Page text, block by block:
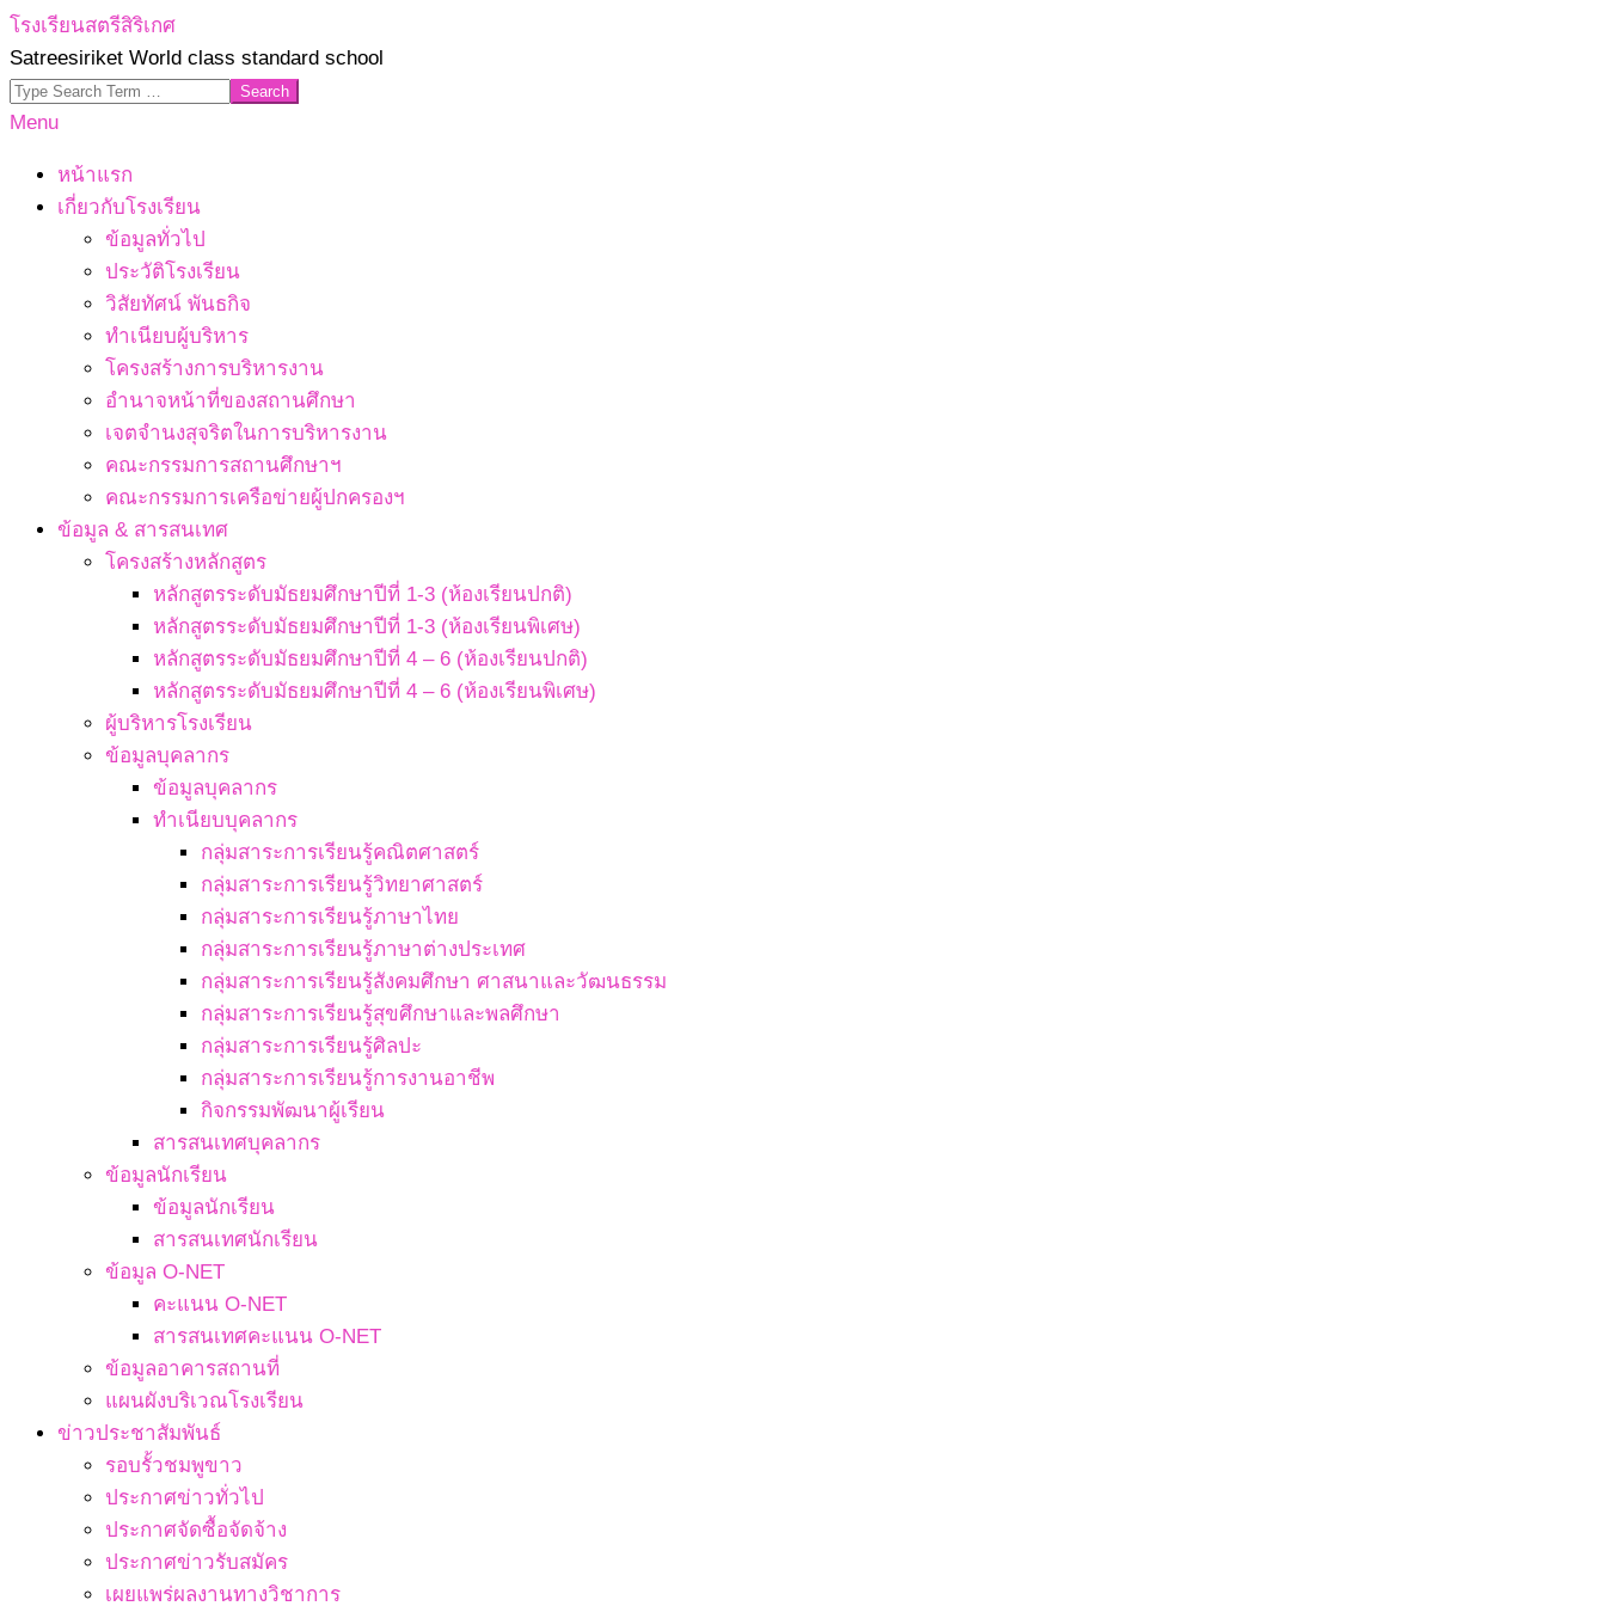
Skip
to
content
โรงเรียนสตรีสิริเกศ
Satreesiriket World class standard school
Search
Primary
Menu
Menu
หน้าแรก
เกี่ยวกับโรงเรียน
ข้อมูลทั่วไป
ประวัติโรงเรียน
วิสัยทัศน์ พันธกิจ
ทำเนียบผู้บริหาร
โครงสร้างการบริหารงาน
อำนาจหน้าที่ของสถานศึกษา
เจตจํานงสุจริตในการบริหารงาน
คณะกรรมการสถานศึกษาฯ
คณะกรรมการเครือข่ายผู้ปกครองฯ
ข้อมูล & สารสนเทศ
โครงสร้างหลักสูตร
หลักสูตรระดับมัธยมศึกษาปีที่ 1-3 (ห้องเรียนปกติ)
หลักสูตรระดับมัธยมศึกษาปีที่ 1-3 (ห้องเรียนพิเศษ)
หลักสูตรระดับมัธยมศึกษาปีที่ 4 – 6 (ห้องเรียนปกติ)
หลักสูตรระดับมัธยมศึกษาปีที่ 4 – 6 (ห้องเรียนพิเศษ)
ผู้บริหารโรงเรียน
ข้อมูลบุคลากร
ข้อมูลบุคลากร
ทำเนียบบุคลากร
กลุ่มสาระการเรียนรู้คณิตศาสตร์
กลุ่มสาระการเรียนรู้วิทยาศาสตร์
กลุ่มสาระการเรียนรู้ภาษาไทย
กลุ่มสาระการเรียนรู้ภาษาต่างประเทศ
กลุ่มสาระการเรียนรู้สังคมศึกษา ศาสนาและวัฒนธรรม
กลุ่มสาระการเรียนรู้สุขศึกษาและพลศึกษา
กลุ่มสาระการเรียนรู้ศิลปะ
กลุ่มสาระการเรียนรู้การงานอาชีพ
กิจกรรมพัฒนาผู้เรียน
สารสนเทศบุคลากร
ข้อมูลนักเรียน
ข้อมูลนักเรียน
สารสนเทศนักเรียน
ข้อมูล O-NET
คะแนน O-NET
สารสนเทศคะแนน O-NET
ข้อมูลอาคารสถานที่
แผนผังบริเวณโรงเรียน
ข่าวประชาสัมพันธ์
รอบรั้วชมพูขาว
ประกาศข่าวทั่วไป
ประกาศจัดซื้อจัดจ้าง
ประกาศข่าวรับสมัคร
เผยแพร่ผลงานทางวิชาการ